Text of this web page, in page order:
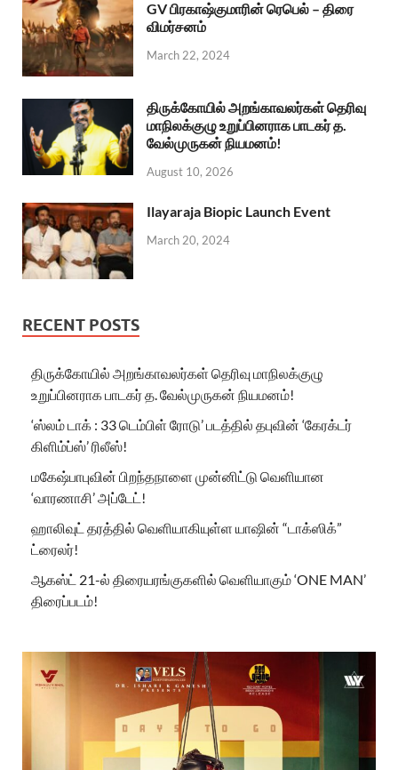
GV பிரகாஷ்குமாரின் ரெபெல் – திரை
விமர்சனம்
March 22, 2024
திருக்கோயில் அறங்காவலர்கள் தெரிவு
மாநிலக்குழு உறுப்பினராக பாடகர் த.
வேல்முருகன் நியமனம்!
August 10, 2026
Ilayaraja Biopic Launch Event
March 20, 2024
RECENT POSTS
திருக்கோயில் அறங்காவலர்கள் தெரிவு மாநிலக்குழு
உறுப்பினராக பாடகர் த. வேல்முருகன் நியமனம்!
‘ஸ்லம் டாக் : 33 டெம்பிள் ரோடு’ படத்தில் தபுவின் ‘கேரக்டர்
கிளிம்ப்ஸ்’ ரிலீஸ்!
மகேஷ்பாபுவின் பிறந்தநாளை முன்னிட்டு வெளியான
‘வாரணாசி’ அப்டேட்!
ஹாலிவுட் தரத்தில் வெளியாகியுள்ள யாஷின் “டாக்ஸிக்”
ட்ரைலர்!
ஆகஸ்ட் 21-ல் திரையரங்குகளில் வெளியாகும் ‘ONE MAN’
திரைப்படம்!